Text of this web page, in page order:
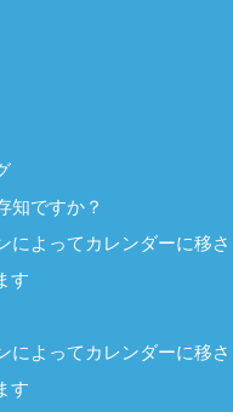
知ですか？
によってカレンダーに移さ
す
によってカレンダーに移さ
す